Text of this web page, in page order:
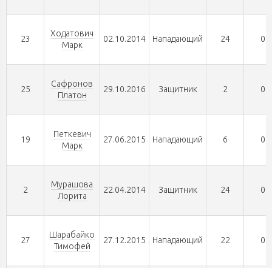
23
Ходатович
Марк
02.10.2014 Нападающий 24 0
25
Сафронов
Платон
29.10.2016 Защитник 2 0
19
Петкевич
Марк
27.06.2015 Нападающий 6 0
2
Мурашова
Лорита
22.04.2014 Защитник 24 0
27
Шарабайко
Тимофей
27.12.2015 Нападающий 22 0